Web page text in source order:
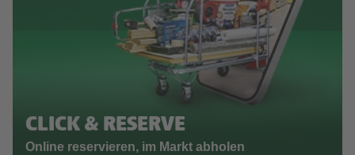
CLICK & RESERVE
Online reservieren, im Markt abholen